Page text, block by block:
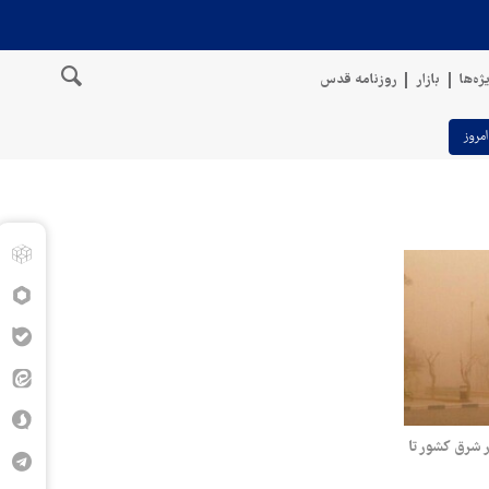
بازار روزنامه قدس
کشور تا